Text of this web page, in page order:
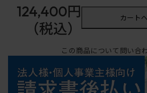
124,400円
（税込）
カートへ
この商品について問い合